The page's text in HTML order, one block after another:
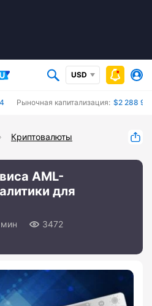
USD
Рыночная капитализация: $2 288
Криптовалюты
AML-
для
мин
3472